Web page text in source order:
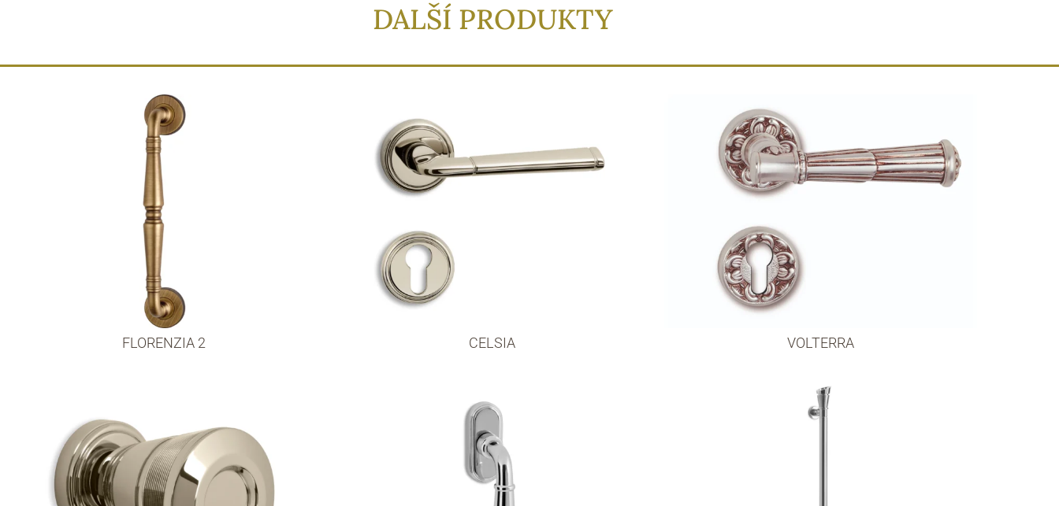
DALŠÍ PRODUKTY
FLORENZIA 2 CELSIA VOLTERRA